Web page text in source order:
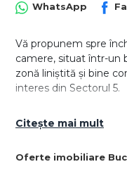
Oferte imobiliare
WhatsApp
Vă propunem spre
camere, situat într-un
zonă liniștită și bine
interes din Sectorul 5.
cu balcon și logie),
Citește mai mult